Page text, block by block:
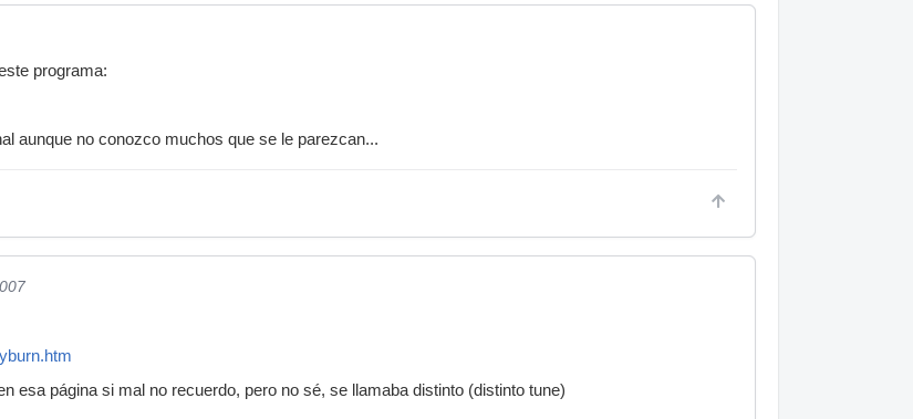
programa:
aunque no conozco muchos que se le parezcan...
esa página si mal no recuerdo, pero no sé, se llamaba distinto (distinto tune)